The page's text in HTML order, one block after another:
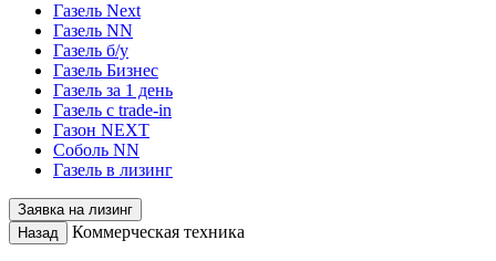
Газель Next
Газель NN
Газель б/у
Газель Бизнес
Газель за 1 день
Газель с trade-in
Газон NEXT
Соболь NN
Газель в лизинг
Заявка на лизинг
Назад
Коммерческая техника